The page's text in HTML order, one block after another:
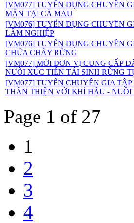
[VM077] TUYỂN DỤNG CHUYÊN
MẶN TẠI CÀ MAU
[VM076] TUYỂN DỤNG CHUYÊN
LÂM NGHIỆP
[VM076] TUYỂN DỤNG CHUYÊN
CHỮA CHÁY RỪNG
[VM077] MỜI ĐƠN VỊ CUNG CẤP
NUÔI XÚC TIẾN TÁI SINH RỪNG
[VM077] TUYỂN CHUYÊN GIA
THÂN THIỆN VỚI KHÍ HẬU - NUÔI
Page 1 of 27
1
2
3
4